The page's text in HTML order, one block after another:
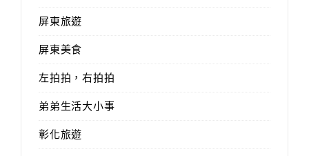
屏東旅遊
屏東美食
左拍拍，右拍拍
弟弟生活大小事
彰化旅遊